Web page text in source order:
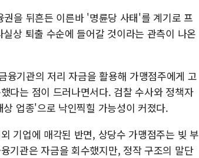
을 뒤흔든 이른바 '명륜당 사태'를 계기로 프
상 퇴출 수순에 들어갈 것이라는 관측이 나온
융기관의 저리 자금을 활용해 가맹점주에게 고
다는 점이 드러나면서다. 검찰 수사와 정책자
업종'으로 낙인찍힐 가능성이 커졌다.
기업에 매각된 반면, 상당수 가맹점주는 빚 부
기관은 자금을 회수했지만, 정작 구조의 말단